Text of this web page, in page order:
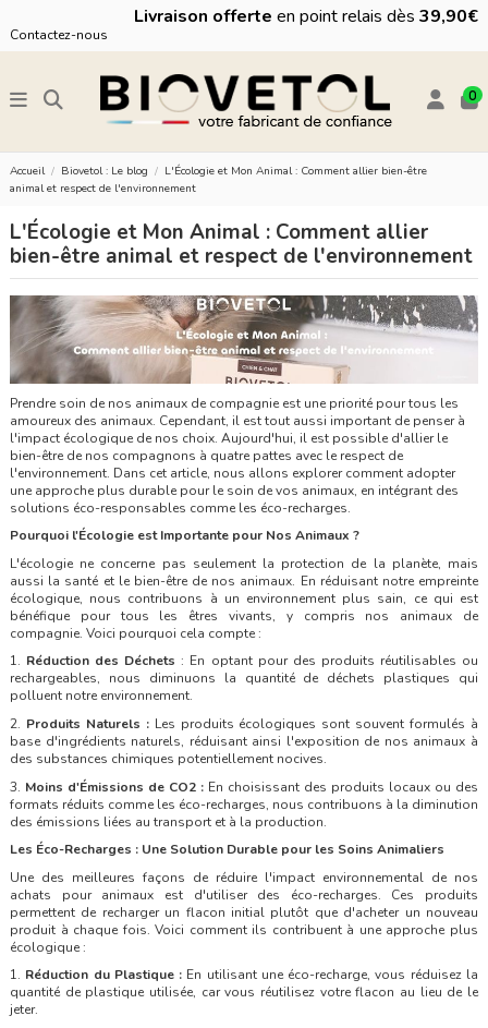
Livraison offerte en point relais dès 39,90€
Contactez-nous
0
Accueil Biovetol : Le blog
L'Écologie et Mon Animal : Comment allier bien-être
animal et respect de l'environnement
L'Écologie et Mon Animal : Comment allier
bien-être animal et respect de l'environnement
Prendre soin de nos animaux de compagnie est une priorité pour tous les
amoureux des animaux. Cependant, il est tout aussi important de penser à
l'impact écologique de nos choix. Aujourd'hui, il est possible d'allier le
bien-être de nos compagnons à quatre pattes avec le respect de
l'environnement. Dans cet article, nous allons explorer comment adopter
une approche plus durable pour le soin de vos animaux, en intégrant des
solutions éco-responsables comme les éco-recharges.
Pourquoi l'Écologie est Importante pour Nos Animaux ?
L'écologie ne concerne pas seulement la protection de la planète, mais
aussi la santé et le bien-être de nos animaux. En réduisant notre empreinte
écologique, nous contribuons à un environnement plus sain, ce qui est
bénéfique pour tous les êtres vivants, y compris nos animaux de
compagnie. Voici pourquoi cela compte :
1. Réduction des Déchets : En optant pour des produits réutilisables ou
rechargeables, nous diminuons la quantité de déchets plastiques qui
polluent notre environnement.
2. Produits Naturels :Les produits écologiques sont souvent formulés à
base d'ingrédients naturels, réduisant ainsi l'exposition de nos animaux à
des substances chimiques potentiellement nocives.
3. Moins d'Émissions de CO2 : En choisissant des produits locaux ou des
formats réduits comme les éco-recharges, nous contribuons à la diminution
des émissions liées au transport et à la production.
Les Éco-Recharges : Une Solution Durable pour les Soins Animaliers
Une des meilleures façons de réduire l'impact environnemental de nos
achats pour animaux est d'utiliser des éco-recharges. Ces produits
permettent de recharger un flacon initial plutôt que d'acheter un nouveau
produit à chaque fois. Voici comment ils contribuent à une approche plus
écologique :
1. Réduction du Plastique : En utilisant une éco-recharge, vous réduisez la
quantité de plastique utilisée, car vous réutilisez votre flacon au lieu de le
jeter.